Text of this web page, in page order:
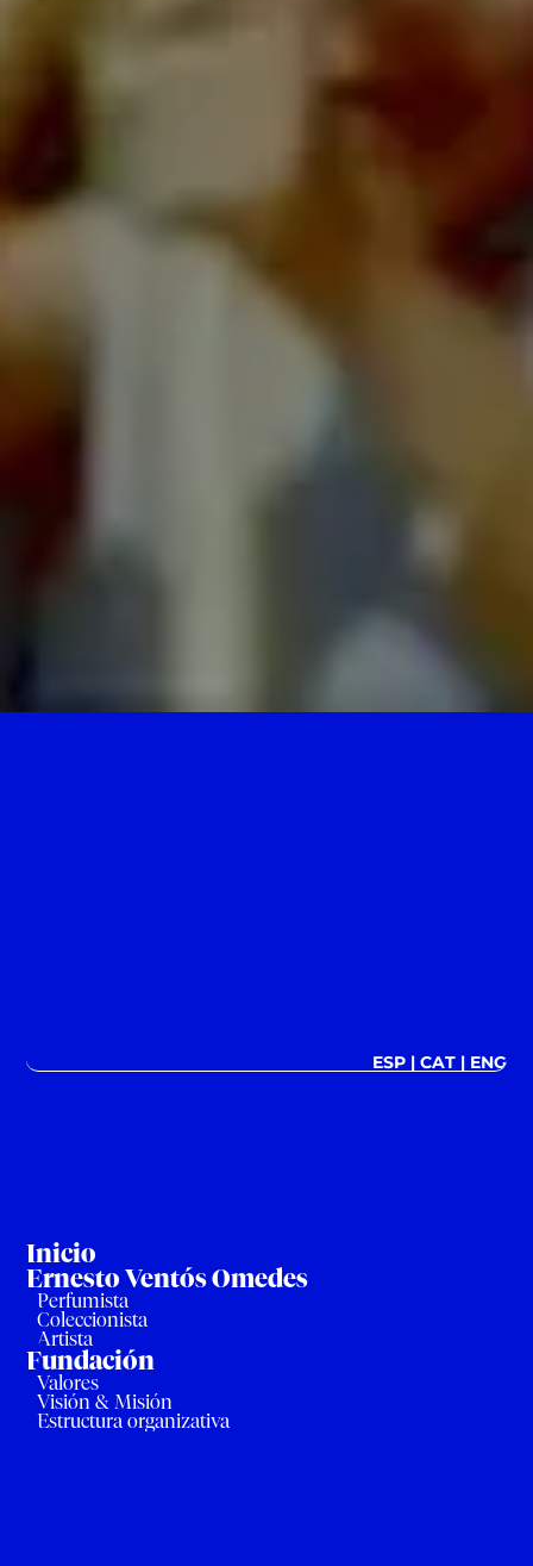
ESP| CAT| ENG
Inicio
Ernesto Ventós Omedes
Perfumista
Coleccionista
Artista
Fundación
Valores
Visión & Misión
Estructura organizativa